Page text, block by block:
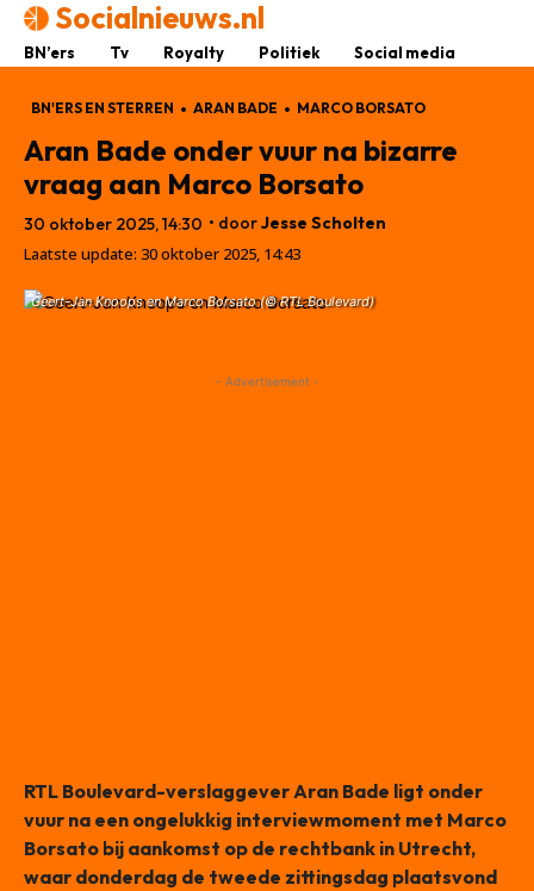
Socialnieuws.nl
BN’ers Tv Royalty Politiek Social media
BN'ERS EN STERREN ARAN BADE MARCO BORSATO
Aran Bade onder vuur na bizarre
vraag aan Marco Borsato
30 oktober 2025, 14:30 • doorJesse Scholten
Laatste update: 30 oktober 2025, 14:43
Geert-Jan Knoops en Marco Borsato (© RTL Boulevard)
- Advertisement -
RTL Boulevard-verslaggever Aran Bade ligt onder
vuur na een ongelukkig interviewmoment met Marco
Borsato bij aankomst op de rechtbank in Utrecht,
waar donderdag de tweede zittingsdag plaatsvond